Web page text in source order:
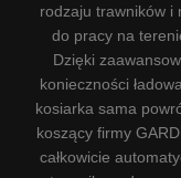
rodzaju trawników i
do pracy na
Dzięki
konieczności
kosiarka sama
koszący firmy
całkowicie